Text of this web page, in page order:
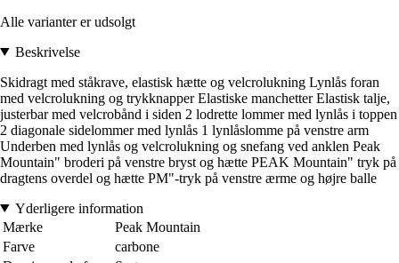
Alle varianter er udsolgt
Beskrivelse
Skidragt med ståkrave, elastisk hætte og velcrolukning Lynlås foran
med velcrolukning og trykknapper Elastiske manchetter Elastisk talje,
justerbar med velcrobånd i siden 2 lodrette lommer med lynlås i toppen
2 diagonale sidelommer med lynlås 1 lynlåslomme på venstre arm
Underben med lynlås og velcrolukning og snefang ved anklen Peak
Mountain" broderi på venstre bryst og hætte PEAK Mountain" tryk på
dragtens overdel og hætte PM"-tryk på venstre ærme og højre balle
Yderligere information
Mærke
Peak Mountain
Farve
carbone